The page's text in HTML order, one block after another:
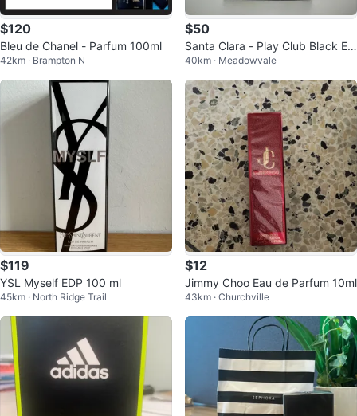
$120
Bleu de Chanel - Parfum 100ml
42km · Brampton N
$50
Santa Clara - Play Club Black Ea
u de Parfum for Men
40km · Meadowvale
$119
YSL Myself EDP 100 ml
45km · North Ridge Trail
$12
Jimmy Choo Eau de Parfum 10ml
43km · Churchville